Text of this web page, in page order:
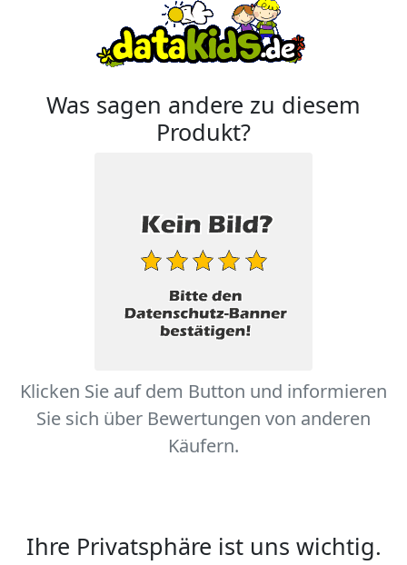
Was sagen andere zu diesem
Produkt?
Klicken Sie auf dem Button und informieren
Sie sich über Bewertungen von anderen
Käufern.
Ihre Privatsphäre ist uns wichtig.